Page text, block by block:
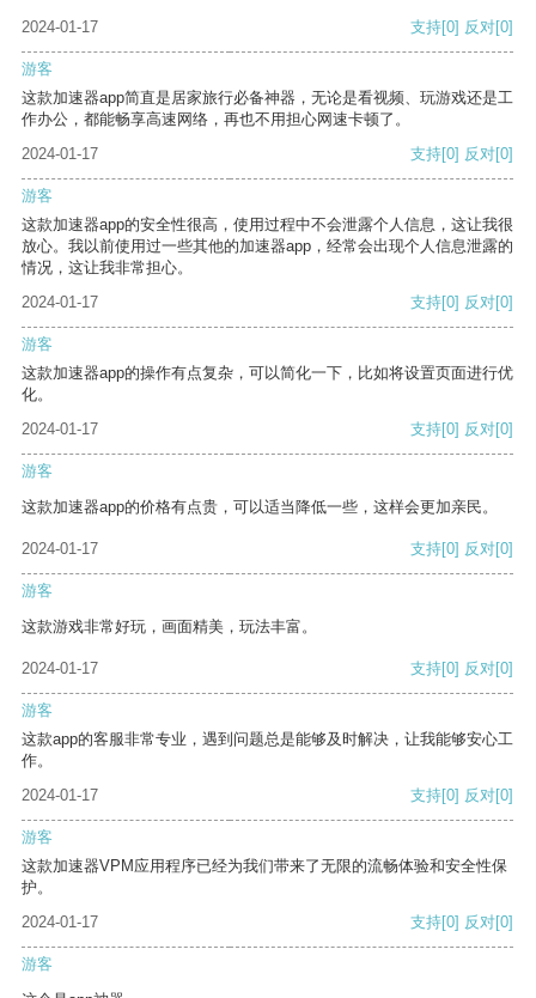
2024-01-17 支持[0] 反对[0]
游客
这款加速器app简直是居家旅行必备神器，无论是看视频、玩游戏还是工
作办公，都能畅享高速网络，再也不用担心网速卡顿了。
2024-01-17
支持[0] 反对[0]
游客
这款加速器app的安全性很高，使用过程中不会泄露个人信息，这让我很
放心。我以前使用过一些其他的加速器app，经常会出现个人信息泄露的
情况，这让我非常担心。
2024-01-17
支持[0] 反对[0]
游客
这款加速器app的操作有点复杂，可以简化一下，比如将设置页面进行优
化。
2024-01-17
支持[0] 反对[0]
游客
这款加速器app的价格有点贵，可以适当降低一些，这样会更加亲民。
2024-01-17 支持[0] 反对[0]
游客
这款游戏非常好玩，画面精美，玩法丰富。
2024-01-17 支持[0] 反对[0]
游客
这款app的客服非常专业，遇到问题总是能够及时解决，让我能够安心工
作。
2024-01-17
支持[0] 反对[0]
游客
这款加速器VPM应用程序已经为我们带来了无限的流畅体验和安全性保
护。
2024-01-17
支持[0] 反对[0]
游客